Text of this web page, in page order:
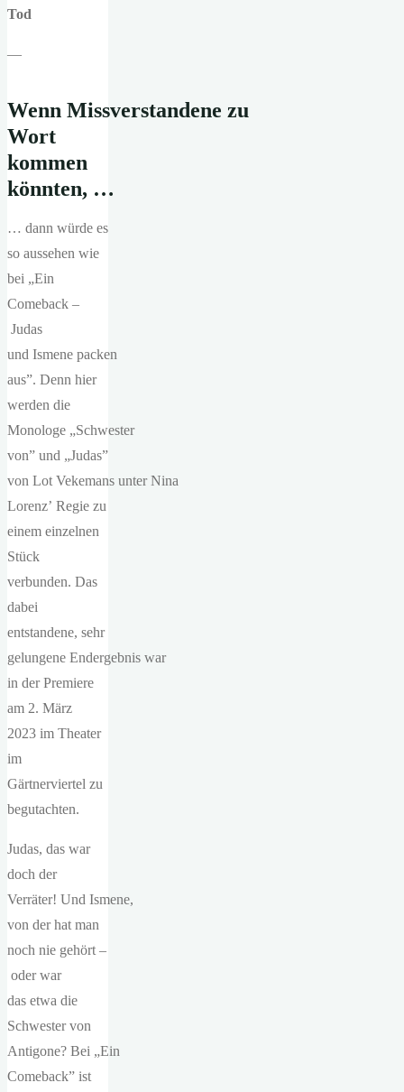
Tod
—
Wenn Missverstandene zu
Wort
kommen
könnten, …
… dann würde es
so aussehen wie
bei „Ein
Comeback –
Judas
und Ismene packen
aus”. Denn hier
werden die
Monologe „Schwester
von” und „Judas”
von Lot Vekemans unter Nina
Lorenz’ Regie zu
einem einzelnen
Stück
verbunden. Das
dabei
entstandene, sehr
gelungene Endergebnis war
in der Premiere
am 2. März
2023 im Theater
im
Gärtnerviertel zu
begutachten.
Judas, das war
doch der
Verräter! Und Ismene,
von der hat man
noch nie gehört –
oder war
das etwa die
Schwester von
Antigone? Bei „Ein
Comeback” ist